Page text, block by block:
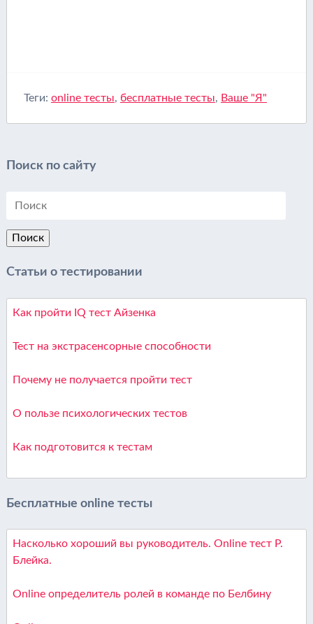
Теги: online тесты, бесплатные тесты, Ваше "Я"
Поиск по сайту
Статьи о тестировании
Как пройти IQ тест Айзенка
Тест на экстрасенсорные способности
Почему не получается пройти тест
О пользе психологических тестов
Как подготовится к тестам
Бесплатные online тесты
Насколько хороший вы руководитель. Online тест Р.
Блейка.
Online определитель ролей в команде по Белбину